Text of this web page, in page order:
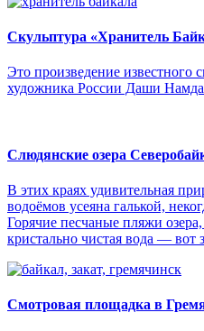
Скульптура «Хранитель
Это произведение известного
художника России Даши
Слюдянские озера
В этих краях удивительная
водоёмов усеяна галькой,
Горячие песчаные пляжи
кристально чистая вода —
Смотровая площадка в